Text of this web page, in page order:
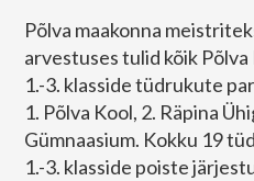
Põlva maakonna
arvestuses tulid kõik
1.-3. klasside tüdrukute
1. Põlva Kool, 2. Räpina
Gümnaasium. Kokku 19
1.-3. klasside poiste